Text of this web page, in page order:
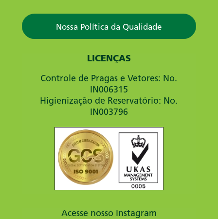
Nossa Política da Qualidade
LICENÇAS
Controle de Pragas e Vetores: No.
IN006315
Higienização de Reservatório: No.
IN003796
Acesse nosso Instagram